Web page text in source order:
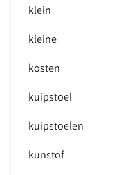
klein
kleine
kosten
kuipstoel
kuipstoelen
kunstof